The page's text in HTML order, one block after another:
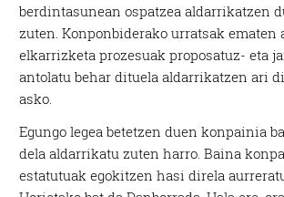
berdintasunean ospatzea aldarrikatzen
zuten. Konponbiderako urratsak ematen
elkarrizketa prozesuak proposatuz- eta
antolatu behar dituela aldarrikatzen ari
asko.
Egungo legea betetzen duen konpainia
dela aldarrikatu zuten harro. Baina
estatutuak egokitzen hasi direla